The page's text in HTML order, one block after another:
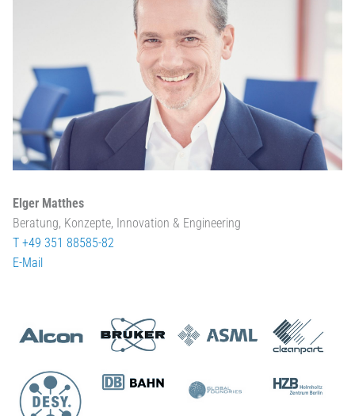
Elger Matthes
Beratung, Konzepte, Innovation & Engineering
T +49 351 88585-82
E-Mail